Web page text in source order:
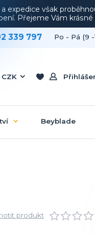
expedice však
Přejeme Vám
CZK
339 797 Po - Pá (9 -
Beyblade
produkt